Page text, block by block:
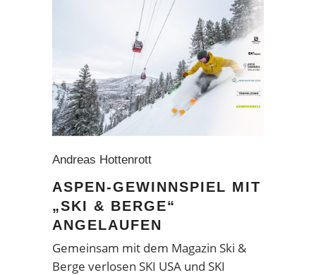
Andreas Hottenrott
ASPEN-GEWINNSPIEL MIT
„SKI & BERGE“
ANGELAUFEN
Gemeinsam mit dem Magazin Ski &
Berge verlosen SKI USA und SKI